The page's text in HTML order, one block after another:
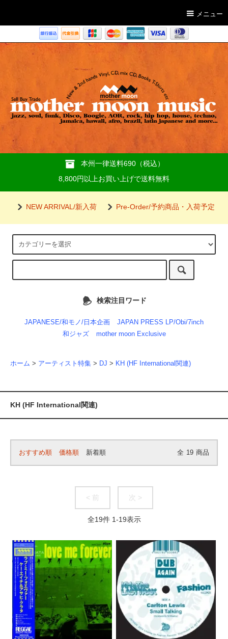
メニュー
本州一律送料690（税込）
8,800円以上お買い上げで送料無料
NEW ARRIVAL/新入荷 Pre-Order/予約商品・入荷予定
検索注目ワード
JAPANESE/和モノ/日本企画
JAPAN PRESS LP/Obi/7inch
和ジャズ
mother moon Exclusive
ホーム > アーティスト特集 > DJ > KH (HF International関連)
KH (HF International関連)
おすすめ順 価格順 新着順 全 19 商品
< 前 次 >
全19件 1-19表示